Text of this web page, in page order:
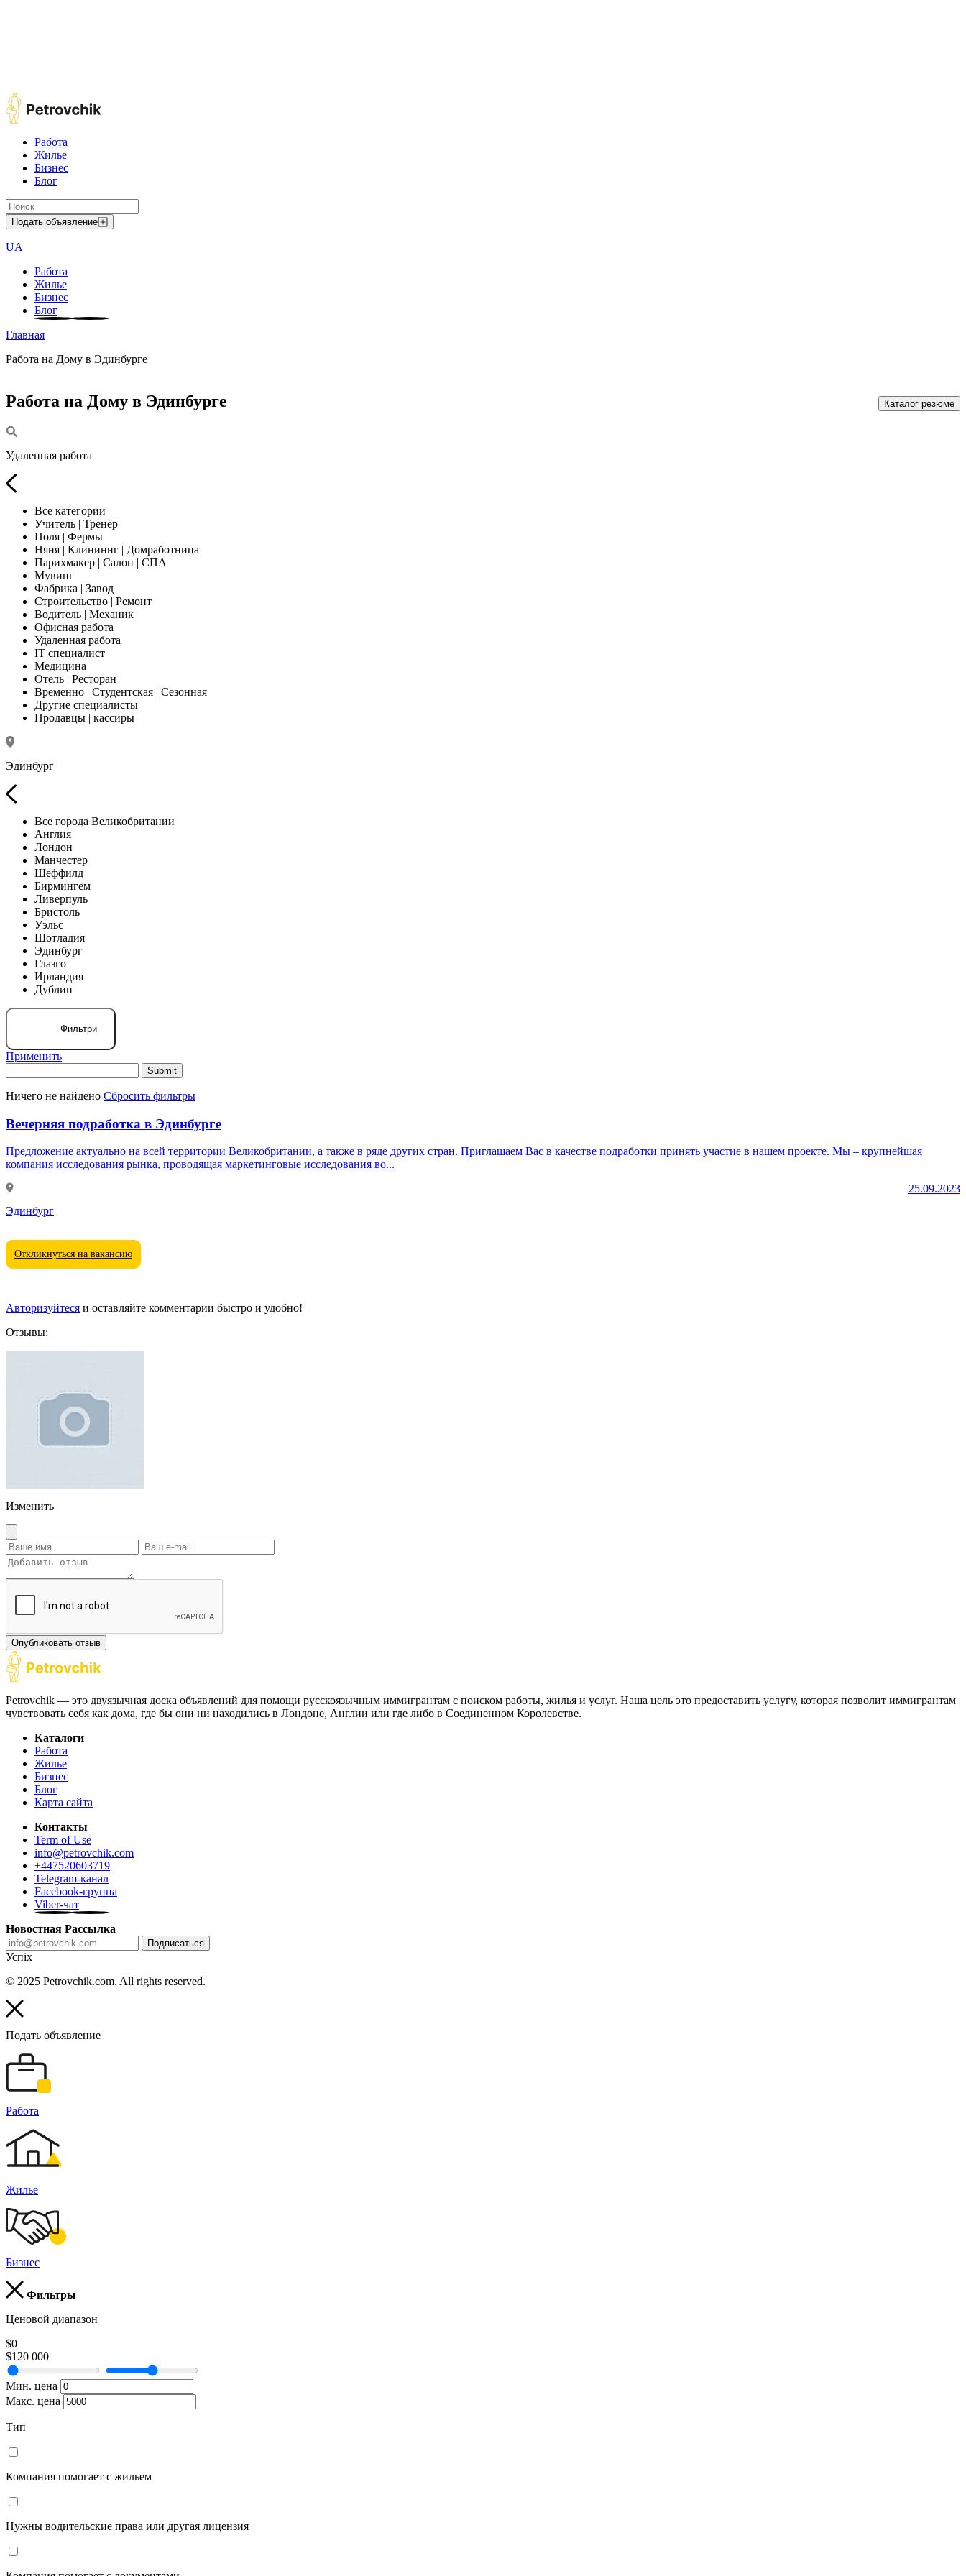
Работа
Жилье
Бизнес
Блог
Подать объявление
UA
Работа
Жилье
Бизнес
Блог
Главная
Работа на Дому в Эдинбурге
Работа на Дому в Эдинбурге Каталог резюме
Удаленная работа
Все категории
Учитель | Тренер
Поля | Фермы
Няня | Клининнг | Домработница
Парихмакер | Салон | СПА
Мувинг
Фабрика | Завод
Строительство | Ремонт
Водитель | Механик
Офисная работа
Удаленная работа
IT специалист
Медицина
Отель | Ресторан
Временно | Студентская | Сезонная
Другие специалисты
Продавцы | кассиры
Эдинбург
Все города Великобритании
Англия
Лондон
Манчестер
Шеффилд
Бирмингем
Ливерпуль
Бристоль
Уэльс
Шотладия
Эдинбург
Глазго
Ирландия
Дублин
Фильтри
Применить
Ничего не найдено Сбросить фильтры
Вечерняя подработка в Эдинбурге
Предложение актуально на всей территории Великобритании, а также в ряде других стран. Приглашаем Вас в качестве подработки принять участие в нашем проекте. Мы – крупнейшая
компания исследования рынка, проводящая маркетинговые исследования во...
Эдинбург
25.09.2023
Откликнуться на вакансию
Авторизуйтеся и оставляйте комментарии быстро и удобно!
Отзывы:
Изменить
Опубликовать отзыв
Petrovchik — это двуязычная доска объявлений для помощи русскоязычным иммигрантам с поиском работы, жилья и услуг. Наша цель это предоставить услугу, которая позволит иммигрантам
чувствовать себя как дома, где бы они ни находились в Лондоне, Англии или где либо в Соединенном Королевстве.
Каталоги
Работа
Жилье
Бизнес
Блог
Карта сайта
Контакты
Term of Use
info@petrovchik.com
+447520603719
Telegram-канал
Facebook-группа
Viber-чат
Новостная Рассылка
Подписаться
Успіх
© 2025 Petrovchik.com. All rights reserved.
Подать объявление
Работа
Жилье
Бизнес
Фильтры
Ценовой диапазон
$0
$120 000
Мин. цена
Макс. цена
Тип
Компания помогает с жильем
Нужны водительские права или другая лицензия